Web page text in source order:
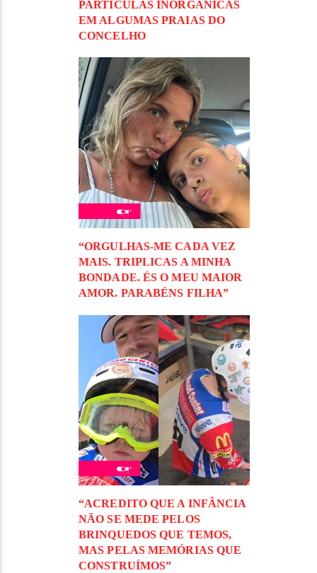
PARTÍCULAS INORGÂNICAS
EM ALGUMAS PRAIAS DO
CONCELHO
“ORGULHAS-ME CADA VEZ
MAIS. TRIPLICAS A MINHA
BONDADE. ÉS O MEU MAIOR
AMOR. PARABÉNS FILHA”
“ACREDITO QUE A INFÂNCIA
NÃO SE MEDE PELOS
BRINQUEDOS QUE TEMOS,
MAS PELAS MEMÓRIAS QUE
CONSTRUÍMOS”